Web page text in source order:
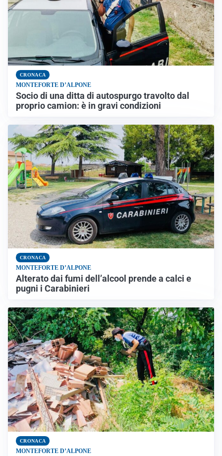
CRONACA
MONTEFORTE D’ALPONE
Socio di una ditta di autospurgo travolto dal
proprio camion: è in gravi condizioni
CRONACA
MONTEFORTE D’ALPONE
Alterato dai fumi dell’alcool prende a calci e
pugni i Carabinieri
CRONACA
MONTEFORTE D’ALPONE